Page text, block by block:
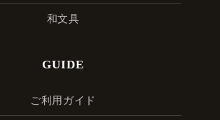
和文具
GUIDE
ご利用ガイド